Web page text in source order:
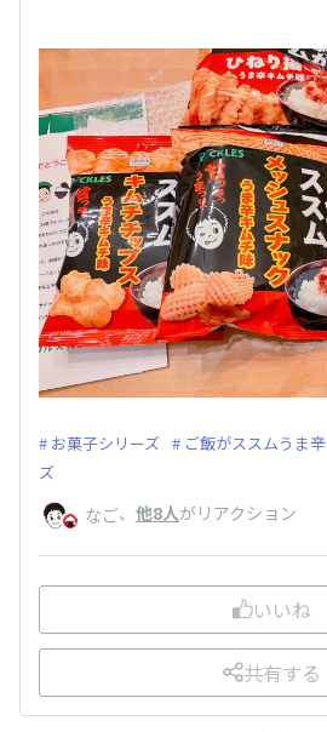
お菓子シリーズ
ご飯がススムうま
ズ
なご、 他8人がリアクション
いいね
共有する